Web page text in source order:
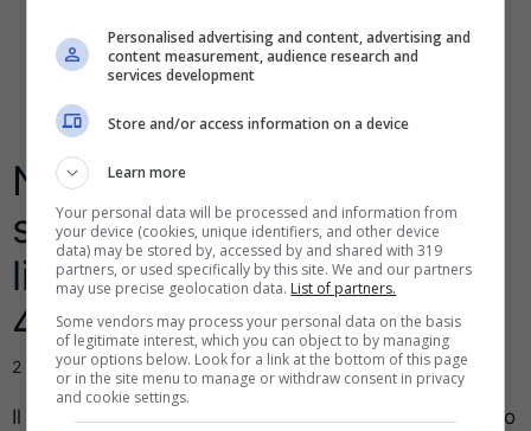
Netflix, contenuti
scaricabili ma con dei
limiti: visionabili solo per
48 ore
2 Dicembre 2016
Il sito di streaming video che ha fatto tanto successo
Personalised advertising and content, advertising and
content measurement, audience research and
services development
Store and/or access information on a device
Learn more
Your personal data will be processed and information from
your device (cookies, unique identifiers, and other device
data) may be stored by, accessed by and shared with 319
partners, or used specifically by this site. We and our partners
may use precise geolocation data. List of partners.
Some vendors may process your personal data on the basis
of legitimate interest, which you can object to by managing
your options below. Look for a link at the bottom of this page
or in the site menu to manage or withdraw consent in privacy
and cookie settings.